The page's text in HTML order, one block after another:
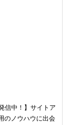
信中！】サイトア
のノウハウに出会